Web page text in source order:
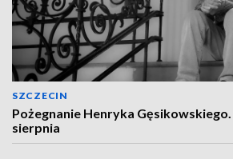
SZCZECIN
Pożegnanie Henryka
sierpnia